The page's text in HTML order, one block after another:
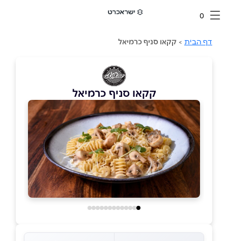
0
דף הבית > קקאו סניף כרמיאל
קקאו סניף כרמיאל